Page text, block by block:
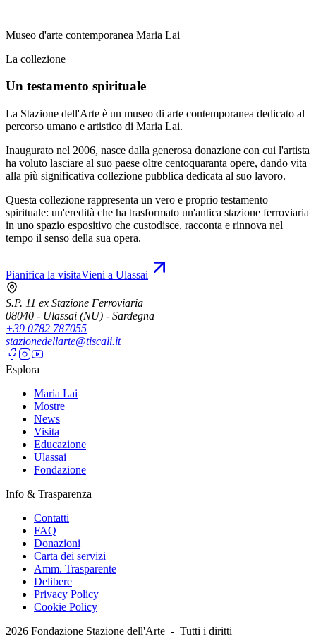
Museo d'arte contemporanea Maria Lai
La collezione
Un testamento spirituale
La Stazione dell'Arte è un museo di arte contemporanea dedicato al
percorso umano e artistico di Maria Lai.
Inaugurato nel 2006, nasce dalla generosa donazione con cui l'artista
ha voluto lasciare al suo paese oltre centoquaranta opere, dando vita
alla più significativa collezione pubblica dedicata al suo lavoro.
Questa collezione rappresenta un vero e proprio testamento
spirituale: un'eredità che ha trasformato un'antica stazione ferroviaria
in uno spazio espositivo che custodisce, racconta e rinnova nel
tempo il senso della sua opera.
Pianifica la visitaVieni a Ulassai
S.P. 11 ex Stazione Ferroviaria
08040 - Ulassai (NU) - Sardegna
+39 0782 787055
stazionedellarte@tiscali.it
Esplora
Maria Lai
Mostre
News
Visita
Educazione
Ulassai
Fondazione
Info & Trasparenza
Contatti
FAQ
Donazioni
Carta dei servizi
Amm. Trasparente
Delibere
Privacy Policy
Cookie Policy
2026 Fondazione Stazione dell'Arte - Tutti i diritti